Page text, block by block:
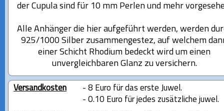
der Cupula sind für 10 mm Perlen und mehr
Alle Anhänger die hier aufgeführt werden, werden
925/1000 Silber zusammengestez, auf welchem
einer Schicht Rhodium bedeckt wird um einen
unvergleichbaren Glanz zu versichern.
Versandkosten
- 8 Euro für das erste Juwel.
- 0.10 Euro für jedes zusätzliche juwel.